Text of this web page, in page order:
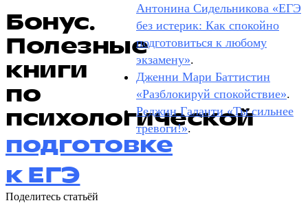
Бонус.
Полезные
книги
по
психологической
подготовке
к ЕГЭ
Антонина Сидельникова «ЕГЭ
без истерик: Как спокойно
подготовиться к любому
экзамену».
Дженни Мари Баттистин
«Разблокируй спокойствие».
Реджин Галанти «Ты сильнее
тревоги!».
Поделитесь статьёй